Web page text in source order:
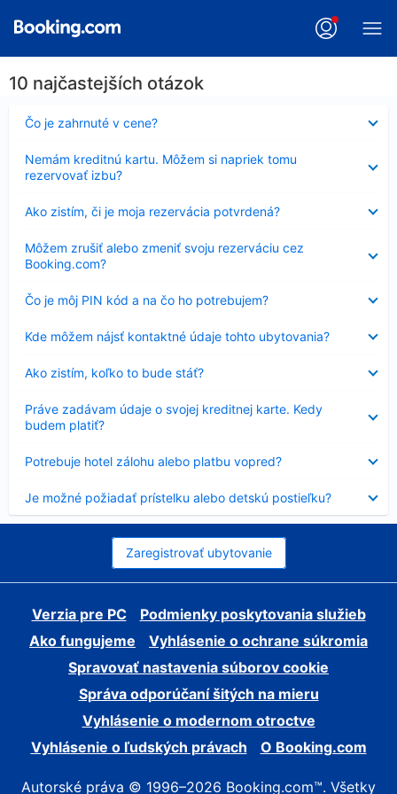
10 najčastejších otázok
Čo je zahrnuté v cene?
Nezobrazuje
sa
Nemám kreditnú kartu. Môžem si napriek tomu
rezervovať izbu?
sa
Ako zistím, či je moja rezervácia potvrdená?
sa
Môžem zrušiť alebo zmeniť svoju rezerváciu cez
Booking.com?
sa
Čo je môj PIN kód a na čo ho potrebujem?
Nezobrazuje
sa
Kde môžem nájsť kontaktné údaje tohto ubytovania?
sa
Ako zistím, koľko to bude stáť?
sa
Práve zadávam údaje o svojej kreditnej karte. Kedy
budem platiť?
sa
Potrebuje hotel zálohu alebo platbu vopred?
sa
Je možné požiadať prístelku alebo detskú postieľku?
sa
Zaregistrovať ubytovanie
Verzia pre PC
Podmienky poskytovania služieb
Ako fungujeme
Vyhlásenie o ochrane súkromia
Spravovať nastavenia súborov cookie
Správa odporúčaní šitých na mieru
Vyhlásenie o modernom otroctve
Vyhlásenie o ľudských právach
O Booking.com
Autorské práva © 1996–2026 Booking.com™. Všetky